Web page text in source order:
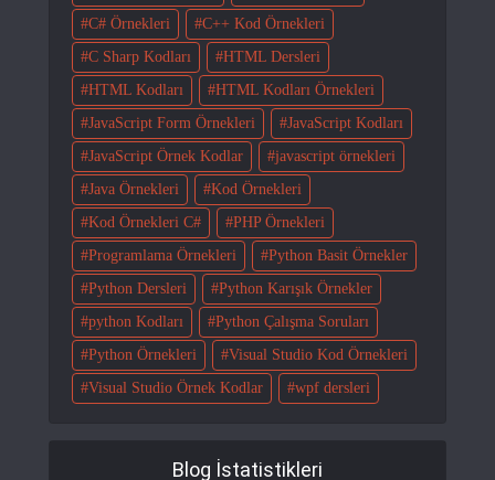
C# Örnekleri
C++ Kod Örnekleri
C Sharp Kodları
HTML Dersleri
HTML Kodları
HTML Kodları Örnekleri
JavaScript Form Örnekleri
JavaScript Kodları
JavaScript Örnek Kodlar
javascript örnekleri
Java Örnekleri
Kod Örnekleri
Kod Örnekleri C#
PHP Örnekleri
Programlama Örnekleri
Python Basit Örnekler
Python Dersleri
Python Karışık Örnekler
python Kodları
Python Çalışma Soruları
Python Örnekleri
Visual Studio Kod Örnekleri
Visual Studio Örnek Kodlar
wpf dersleri
Blog İstatistikleri